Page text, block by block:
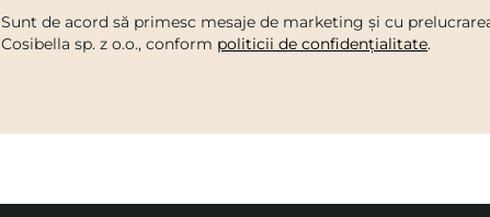
Sunt de acord să primesc mesaje de marketing și cu
Cosibella sp. z o.o., conform politicii de confidențialitate.